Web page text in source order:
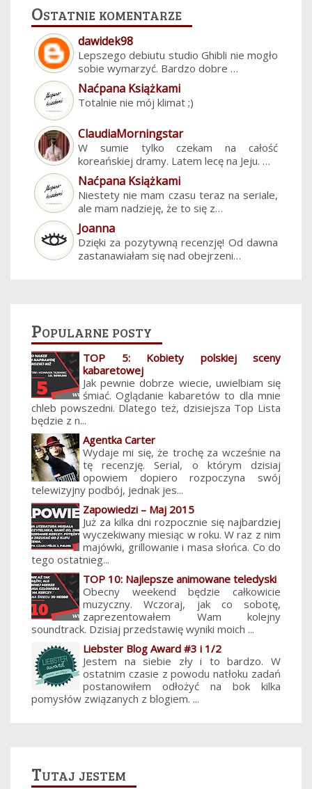
Ostatnie komentarze
dawidek98
Lepszego debiutu studio Ghibli nie mogło
sobie wymarzyć. Bardzo dobre …
Naćpana Książkami
Totalnie nie mój klimat ;)
ClaudiaMorningstar
W sumie tylko czekam na całość
koreańskiej dramy. Latem lecę na Jeju. …
Naćpana Książkami
Niestety nie mam czasu teraz na seriale,
ale mam nadzieję, że to się z…
Joanna
Dzięki za pozytywną recenzję! Od dawna
zastanawiałam się nad obejrzeni…
Popularne posty
TOP 5: Kobiety polskiej sceny
kabaretowej
Jak pewnie dobrze wiecie, uwielbiam się
śmiać. Oglądanie kabaretów to dla mnie
chleb powszedni. Dlatego też, dzisiejsza Top Lista
będzie z n...
Agentka Carter
Wydaje mi się, że trochę za wcześnie na
tę recenzję. Serial, o którym dzisiaj
opowiem dopiero rozpoczyna swój
telewizyjny podbój, jednak jes...
Zapowiedzi – Maj 2015
Już za kilka dni rozpocznie się najbardziej
wyczekiwany miesiąc w roku. W raz z nim
majówki, grillowanie i masa słońca. Co do
tego ostatnieg...
TOP 10: Najlepsze animowane teledyski
Obecny weekend będzie całkowicie
muzyczny. Wczoraj, jak co sobotę,
zaprezentowałem Wam kolejny
soundtrack. Dzisiaj przedstawię wyniki moich ...
Liebster Blog Award #3 i 1/2
Jestem na siebie zły i to bardzo. W
ostatnim czasie z powodu natłoku zadań
postanowiłem odłożyć na bok kilka
pomysłów związanych z blogiem. ...
Tutaj jestem